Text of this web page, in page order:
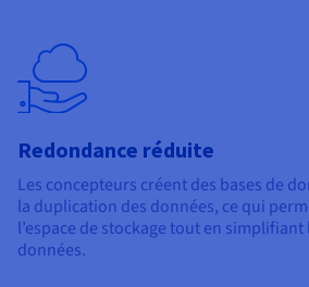
Redondance réduite
Les concepteurs créent des bases de
la duplication des données, ce qui
l’espace de stockage tout en simplifiant
données.